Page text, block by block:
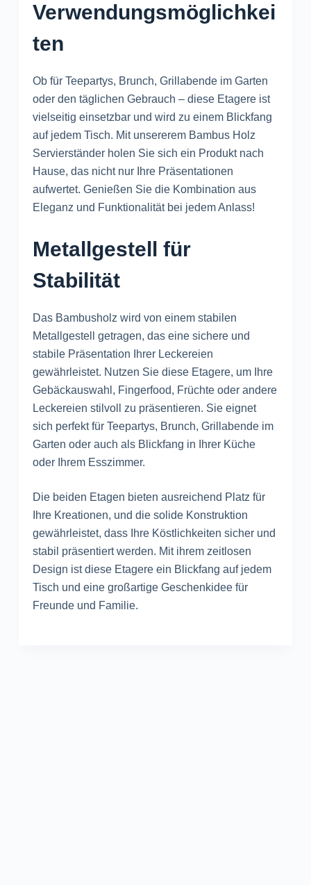
Verwendungsmöglichkei
ten
Ob für Teepartys, Brunch, Grillabende im Garten
oder den täglichen Gebrauch – diese Etagere ist
vielseitig einsetzbar und wird zu einem Blickfang
auf jedem Tisch. Mit unsererem Bambus Holz
Servierständer holen Sie sich ein Produkt nach
Hause, das nicht nur Ihre Präsentationen
aufwertet. Genießen Sie die Kombination aus
Eleganz und Funktionalität bei jedem Anlass!
Metallgestell für
Stabilität
Das Bambusholz wird von einem stabilen
Metallgestell getragen, das eine sichere und
stabile Präsentation Ihrer Leckereien
gewährleistet. Nutzen Sie diese Etagere, um Ihre
Gebäckauswahl, Fingerfood, Früchte oder andere
Leckereien stilvoll zu präsentieren. Sie eignet
sich perfekt für Teepartys, Brunch, Grillabende im
Garten oder auch als Blickfang in Ihrer Küche
oder Ihrem Esszimmer.
Die beiden Etagen bieten ausreichend Platz für
Ihre Kreationen, und die solide Konstruktion
gewährleistet, dass Ihre Köstlichkeiten sicher und
stabil präsentiert werden. Mit ihrem zeitlosen
Design ist diese Etagere ein Blickfang auf jedem
Tisch und eine großartige Geschenkidee für
Freunde und Familie.